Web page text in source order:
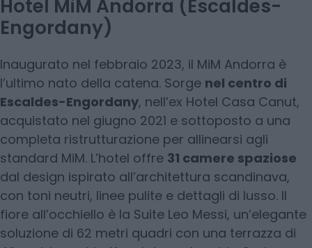
Hotel MiM Andorra (Escaldes-
Engordany)
Inaugurato nel febbraio 2023, il MiM Andorra è
l’ultimo nato della catena. Sorge nel centro di
Escaldes-Engordany, nell’ex Hotel Casa Canut,
acquistato nel giugno 2021 e sottoposto a una
completa ristrutturazione per allinearsi agli
standard MiM. L’hotel offre 31 camere spaziose
dal design ispirato all’architettura scandinava,
con toni neutri, linee pulite e dettagli di lusso. Il
fiore all’occhiello è la Suite Leo Messi, un’elegante
soluzione di 62 metri quadri con una terrazza di